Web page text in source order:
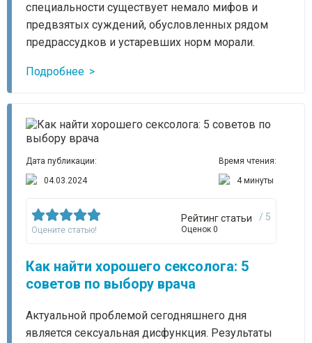
специальности существует немало мифов и
предвзятых суждений, обусловленных рядом
предрассудков и устаревших норм морали.
Подробнее
Дата публикации:
04.03.2024
Время чтения:
4 минуты
Оцените статью!
Рейтинг статьи / 5
Оценок 0
Как найти хорошего сексолога: 5
советов по выбору врача
Актуальной проблемой сегодняшнего дня
является сексуальная дисфункция. Результаты